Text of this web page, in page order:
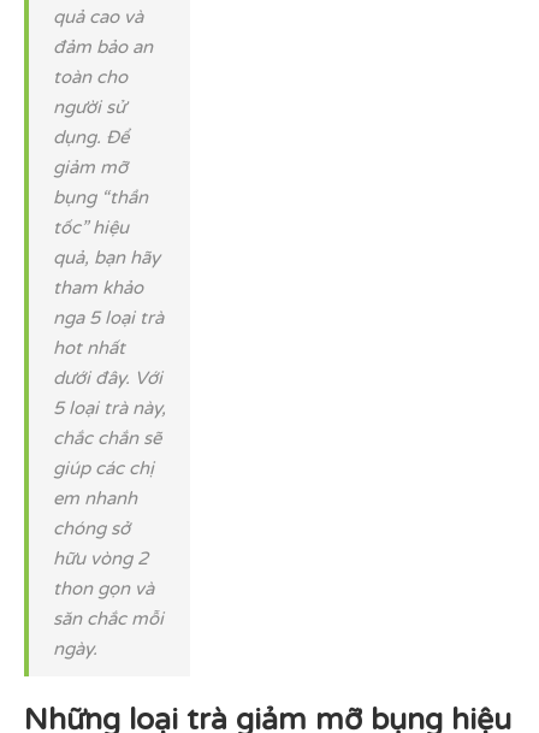
quả cao và
đảm bảo an
toàn cho
người sử
dụng. Để
giảm mỡ
bụng “thần
tốc” hiệu
quả, bạn hãy
tham khảo
nga 5 loại trà
hot nhất
dưới đây. Với
5 loại trà này,
chắc chắn sẽ
giúp các chị
em nhanh
chóng sở
hữu vòng 2
thon gọn và
săn chắc mỗi
ngày.
Những loại trà giảm mỡ bụng hiệu